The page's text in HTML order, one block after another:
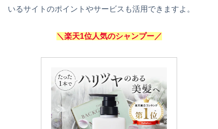
いるサイトのポイントやサービスも活用できますよ。
＼楽天1位人気のシャンプー／